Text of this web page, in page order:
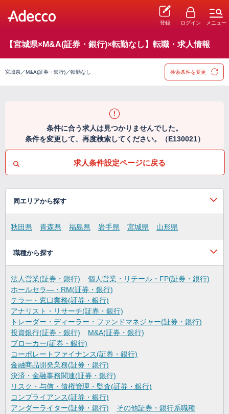
登録 ログイン メニュー
【宮城県×M&A(証券・銀行)×転勤なし】転職・求人情報
宮城県／M&A(証券・銀行)／転勤なし 検索条件を変更
条件に合う求人は見つかりませんでした。
条件を変更して、再度検索してください。（E130021）
求人条件設定ページに戻る
同エリアから探す
秋田県 青森県 福島県 岩手県 宮城県 山形県
職種から探す
法人営業(証券・銀行)
個人営業・リテール・FP(証券・銀行)
ホールセラ―・RM(証券・銀行)
テラー・窓口業務(証券・銀行)
アナリスト・リサーチ(証券・銀行)
トレーダー・ディーラー・ファンドマネジャー(証券・銀行)
投資銀行(証券・銀行)
M&A(証券・銀行)
ブローカー(証券・銀行)
コーポレートファイナンス(証券・銀行)
金融商品開発業務(証券・銀行)
決済・金融事務関連(証券・銀行)
リスク・与信・債権管理・監査(証券・銀行)
コンプライアンス(証券・銀行)
アンダーライター(証券・銀行)
その他証券・銀行系職種